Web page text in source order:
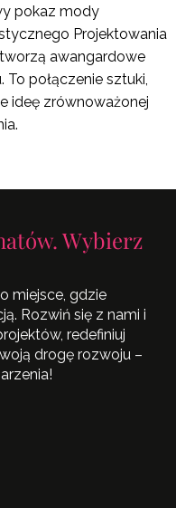
pokaz mody
Projektowania
awangardowe
To połączenie sztuki,
ideę zrównoważonej
Wybierz
miejsce, gdzie
Rozwiń się z nami i
redefiniuj
drogę rozwoju –